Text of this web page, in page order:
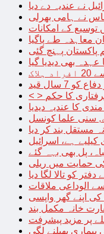
نے عندیہ دے دیا
نے ہامی بھرلی
کے امکانات
معاہدہ طے پاگیا
پاکستان پہنچ گئی
بھی دیدیا گیا
7 سال قید
کا حکم
کا عندیہ دیدیا
سنی علما کونسل
مستقل بند کر دیا
ہے، اسرائیل
حمایت میں ریلی
کو تالا لگا دیا
الوداعی ملاقات
خانہ مکمل بند
پر مزید پیشرفت